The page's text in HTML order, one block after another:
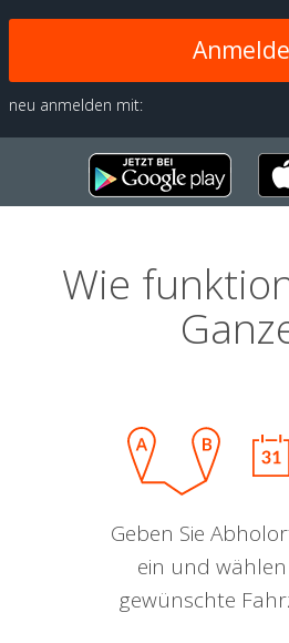
neu anmelden mit:
Wie
Geben Sie
ein und wählen
gewünschte